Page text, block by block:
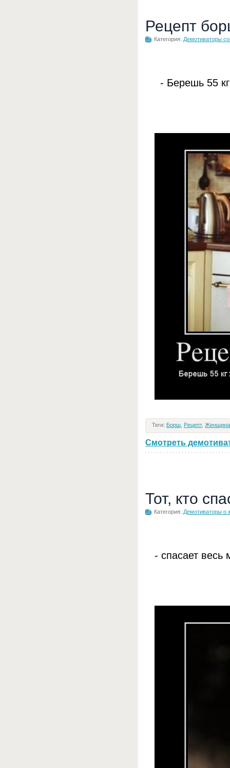
Рецепт
Категория: Демотиваторы
- Берешь 55
Теги: Борщ Рецепт, Женщина
Смотреть
Тот, кто
Категория: Демотиваторы о
- спасает весь